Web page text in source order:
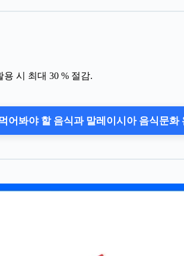
시 최대 30 % 절감.
어봐야 할 음식과 말레이시아 음식문화